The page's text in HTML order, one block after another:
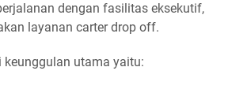
dengan fasilitas eksekutif,
layanan carter drop off.
utama yaitu: